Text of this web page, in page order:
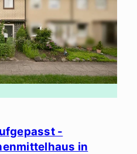
-
in